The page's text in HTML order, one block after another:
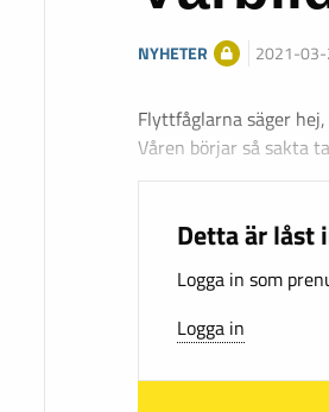
NYHETER 2021-
Flyttfåglarna säger
Våren börjar så sakta
Detta är låst
Logga in som
Logga in